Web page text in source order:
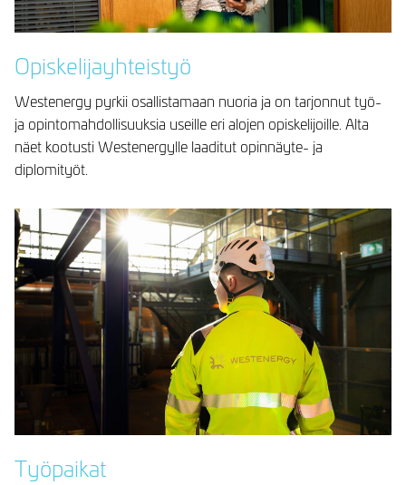
Opiskelijayhteistyö
Westenergy pyrkii osallistamaan nuoria ja on tarjonnut työ-
ja opintomahdollisuuksia useille eri alojen opiskelijoille. Alta
näet kootusti Westenergylle laaditut opinnäyte- ja
diplomityöt.
Työpaikat